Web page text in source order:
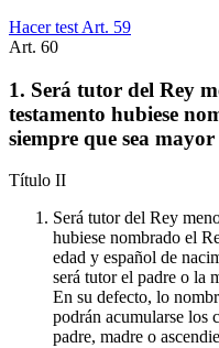
Hacer test Art. 59
Art. 60
1. Será tutor del Rey
testamento hubiese
siempre que sea
Título II
Será tutor del Rey
hubiese nombrado el
edad y español de
será tutor el padre o la
En su defecto, lo
podrán acumularse los
padre, madre o